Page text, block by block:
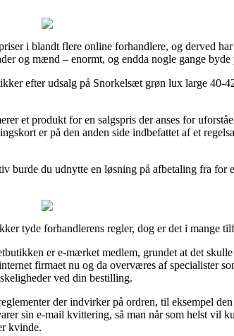
i blandt flere online forhandlere, og derved
og mænd – enormt, og endda nogle gange
efter udsalg på Snorkelsæt grøn lux large 40-
et produkt for en salgspris der anses for
er på den anden side indbefattet af et
burde du udnytte en løsning på afbetaling fra for
tyde forhandlerens regler, dog er det i mange
er e-mærket medlem, grundet at det
firmaet nu og da overværes af specialister
ved din bestilling.
der indvirker på ordren, til eksempel
sin e-mail kvittering, så man når som helst vil
kvinde.